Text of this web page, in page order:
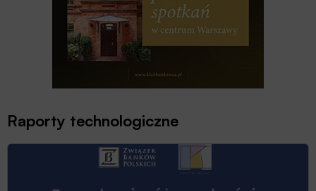
Raporty technologiczne